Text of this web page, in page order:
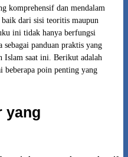
komprehensif dan mendalam
, baik dari sisi teoritis maupun
ini tidak hanya berfungsi
panduan praktis yang
Islam saat ini. Berikut adalah
beberapa poin penting yang
yang